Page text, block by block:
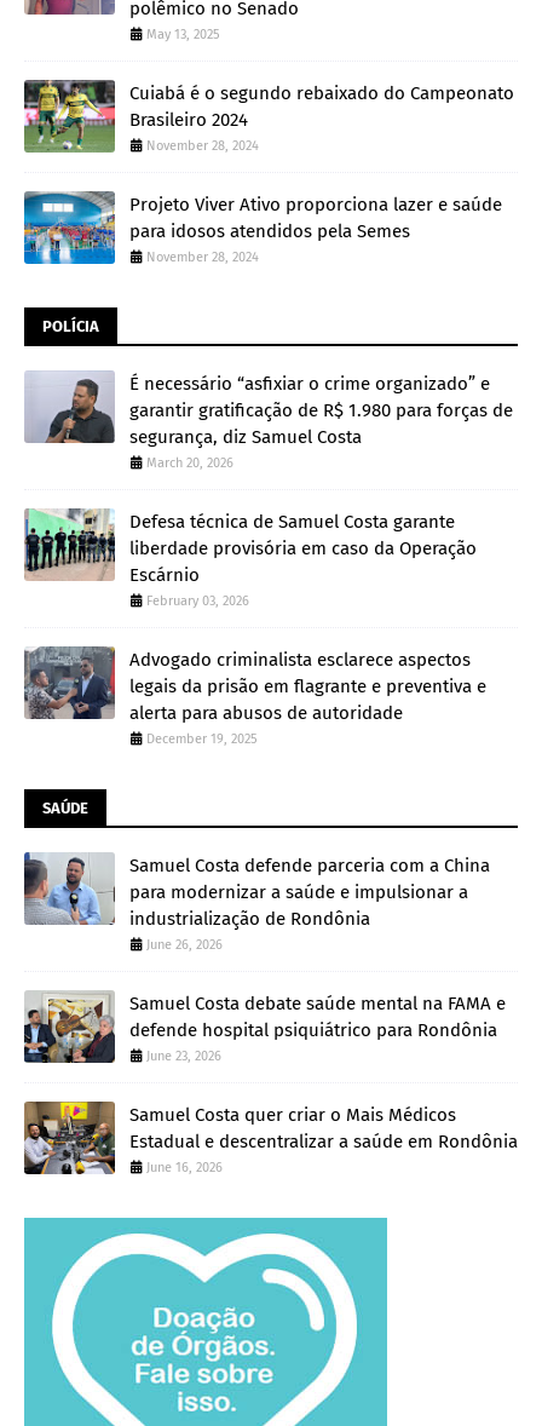
polêmico no Senado
May 13, 2025
Cuiabá é o segundo rebaixado do Campeonato
Brasileiro 2024
November 28, 2024
Projeto Viver Ativo proporciona lazer e saúde
para idosos atendidos pela Semes
November 28, 2024
POLÍCIA
É necessário “asfixiar o crime organizado” e
garantir gratificação de R$ 1.980 para forças de
segurança, diz Samuel Costa
March 20, 2026
Defesa técnica de Samuel Costa garante
liberdade provisória em caso da Operação
Escárnio
February 03, 2026
Advogado criminalista esclarece aspectos
legais da prisão em flagrante e preventiva e
alerta para abusos de autoridade
December 19, 2025
SAÚDE
Samuel Costa defende parceria com a China
para modernizar a saúde e impulsionar a
industrialização de Rondônia
June 26, 2026
Samuel Costa debate saúde mental na FAMA e
defende hospital psiquiátrico para Rondônia
June 23, 2026
Samuel Costa quer criar o Mais Médicos
Estadual e descentralizar a saúde em Rondônia
June 16, 2026